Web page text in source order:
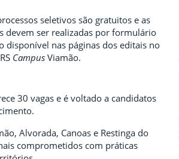
seletivos são gratuitos e as
devem ser realizadas por formulário
disponível nas páginas dos editais no
Campus Viamão.
30 vagas e é voltado a candidatos
Alvorada, Canoas e Restinga do
comprometidos com práticas